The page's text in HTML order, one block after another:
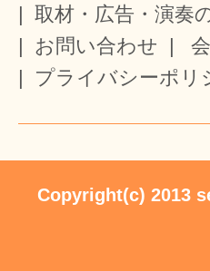
| 取材・広告・演奏
|
お問い合わせ |
|
プライバシーポリ
Copyright(c) 2013